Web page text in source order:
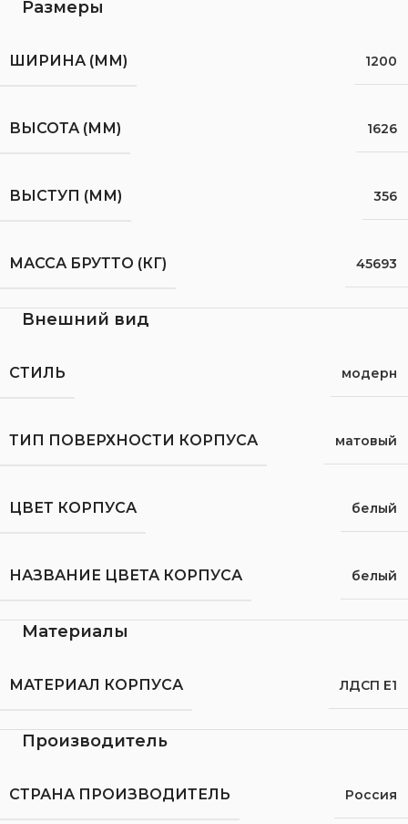
Размеры
ШИРИНА (ММ) 1200
ВЫСОТА (ММ) 1626
ВЫСТУП (ММ) 356
МАССА БРУТТО (КГ) 45693
Внешний вид
СТИЛЬ модерн
ТИП ПОВЕРХНОСТИ КОРПУСА матовый
ЦВЕТ КОРПУСА белый
НАЗВАНИЕ ЦВЕТА КОРПУСА белый
Материалы
МАТЕРИАЛ КОРПУСА ЛДСП Е1
Производитель
СТРАНА ПРОИЗВОДИТЕЛЬ Россия